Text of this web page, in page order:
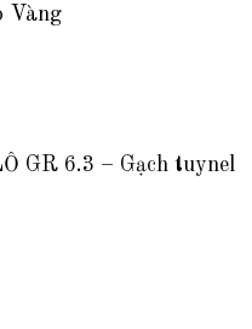
Vàng
GR 6.3 – Gạch tuynel